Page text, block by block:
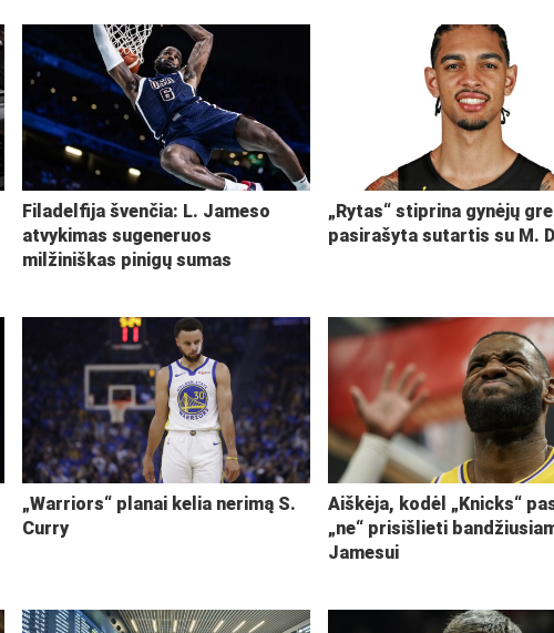
Filadelfija švenčia: L. Jameso
atvykimas sugeneruos
milžiniškas pinigų sumas
„Rytas“ stiprina gynėjų
pasirašyta sutartis su M.
„Warriors“ planai kelia nerimą S.
Curry
Aiškėja, kodėl „Knicks“
„ne“ prisišlieti
Jamesui